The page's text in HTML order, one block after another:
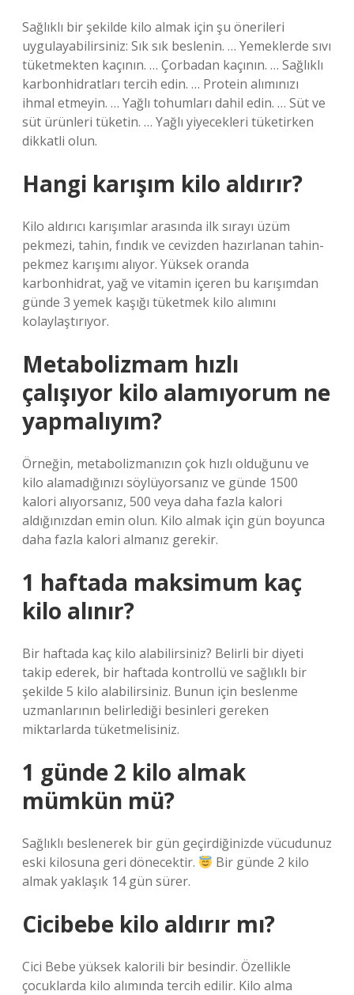
Sağlıklı bir şekilde kilo almak için şu önerileri
uygulayabilirsiniz: Sık sık beslenin. … Yemeklerde sıvı
tüketmekten kaçının. … Çorbadan kaçının. … Sağlıklı
karbonhidratları tercih edin. … Protein alımınızı
ihmal etmeyin. … Yağlı tohumları dahil edin. … Süt ve
süt ürünleri tüketin. … Yağlı yiyecekleri tüketirken
dikkatli olun.
Hangi karışım kilo aldırır?
Kilo aldırıcı karışımlar arasında ilk sırayı üzüm
pekmezi, tahin, fındık ve cevizden hazırlanan tahin-
pekmez karışımı alıyor. Yüksek oranda
karbonhidrat, yağ ve vitamin içeren bu karışımdan
günde 3 yemek kaşığı tüketmek kilo alımını
kolaylaştırıyor.
Metabolizmam hızlı
çalışıyor kilo alamıyorum ne
yapmalıyım?
Örneğin, metabolizmanızın çok hızlı olduğunu ve
kilo alamadığınızı söylüyorsanız ve günde 1500
kalori alıyorsanız, 500 veya daha fazla kalori
aldığınızdan emin olun. Kilo almak için gün boyunca
daha fazla kalori almanız gerekir.
1 haftada maksimum kaç
kilo alınır?
Bir haftada kaç kilo alabilirsiniz? Belirli bir diyeti
takip ederek, bir haftada kontrollü ve sağlıklı bir
şekilde 5 kilo alabilirsiniz. Bunun için beslenme
uzmanlarının belirlediği besinleri gereken
miktarlarda tüketmelisiniz.
1 günde 2 kilo almak
mümkün mü?
Sağlıklı beslenerek bir gün geçirdiğinizde vücudunuz
eski kilosuna geri dönecektir.
Bir günde 2 kilo
almak yaklaşık 14 gün sürer.
Cicibebe kilo aldırır mı?
Cici Bebe yüksek kalorili bir besindir. Özellikle
çocuklarda kilo alımında tercih edilir. Kilo alma